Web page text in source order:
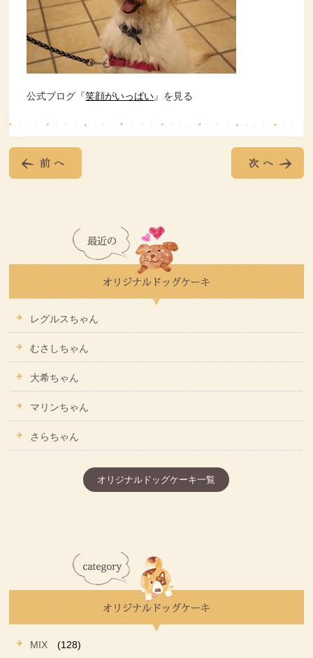
公式ブログ『笑顔がいっぱい』を見る
レグルスちゃん
むさしちゃん
大希ちゃん
マリンちゃん
さらちゃん
オリジナルドッグケーキ一覧
MIX (128)